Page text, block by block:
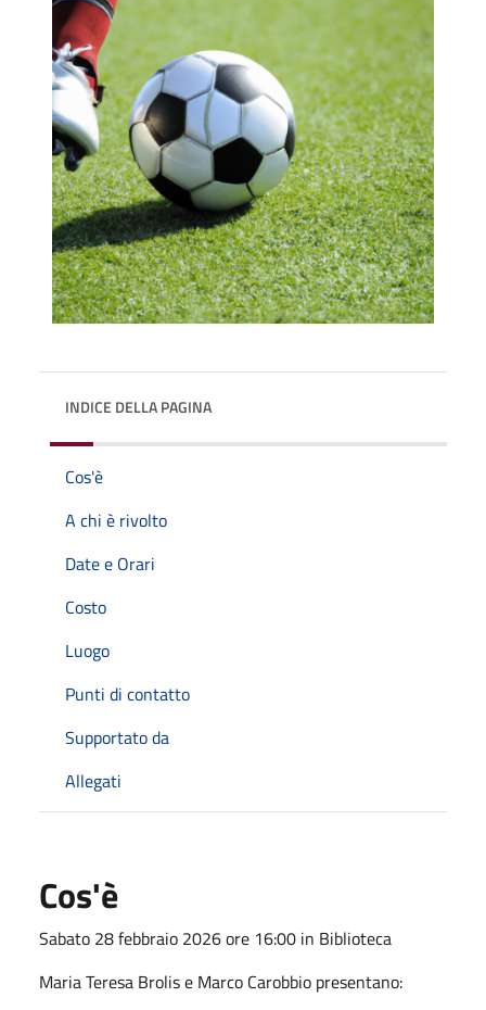
INDICE DELLA PAGINA
Cos'è
A chi è rivolto
Date e Orari
Costo
Luogo
Punti di contatto
Supportato da
Allegati
Cos'è
Sabato 28 febbraio 2026 ore 16:00 in Biblioteca
Maria Teresa Brolis e Marco Carobbio presentano: